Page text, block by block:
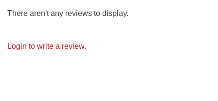
There aren't any reviews to display.
Login to write a review.